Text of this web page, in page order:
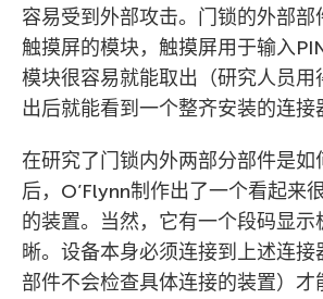
容易受到外部攻击。门锁的外部部
触摸屏的模块，触摸屏用于输入
模块很容易就能取出（研究人员用
出后就能看到一个整齐安装的连接
在研究了门锁内外两部分部件是如
后，O’Flynn制作出了一个看起来
的装置。当然，它有一个段码显示
晰。设备本身必须连接到上述连接
部件不会检查具体连接的装置）才